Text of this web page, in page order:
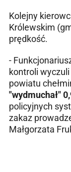
Kolejny
Królewskim
prędkość.
-
kontroli
powiatu
"wydmuchał"
policyjnych
zakaz
Małgorzata